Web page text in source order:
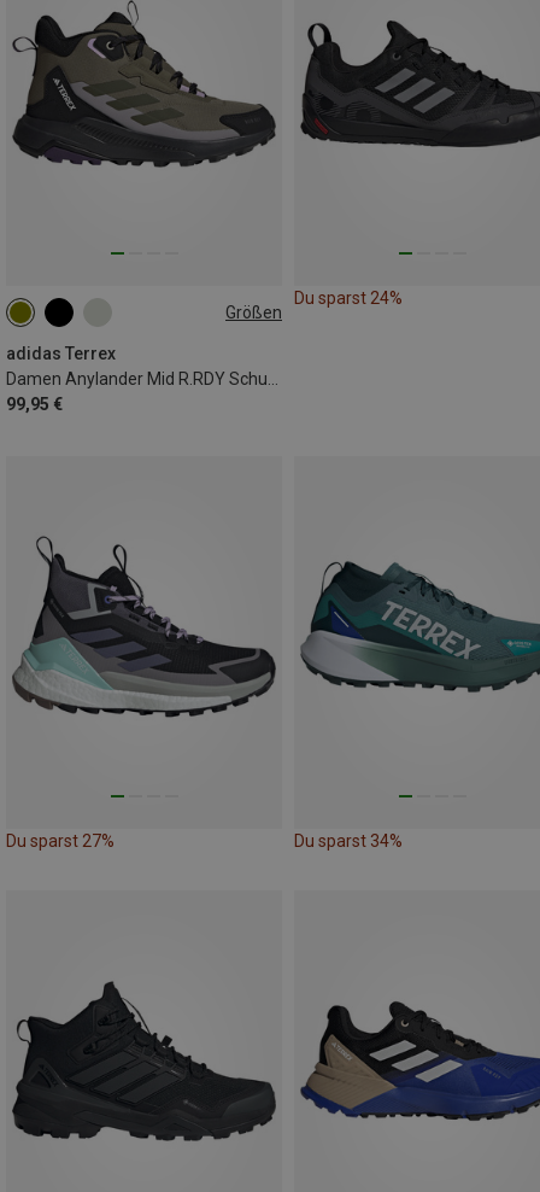
Größen
adidas Terrex
Damen Anylander Mid R.RDY Schuhe
99,95 €
Du sparst 24%
Du sparst 27% Du sparst 34%